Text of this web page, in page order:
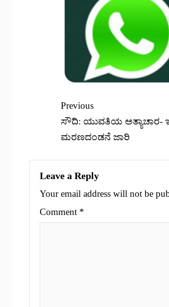
Previous
ಸೌದಿ: ಯುವತಿಯ ಅತ್ಯಾಚಾರ-
ಮರಣದಂಡನೆ ಜಾರಿ
Leave a Reply
Your email address will not be
Comment *